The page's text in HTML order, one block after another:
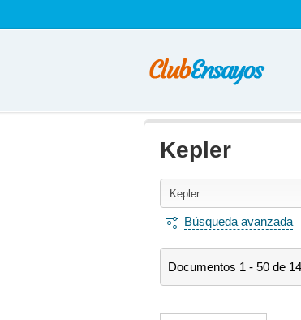
Kepler
Búsqueda avanzada
Documentos 1 - 50 de